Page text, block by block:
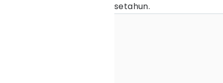
setahun.